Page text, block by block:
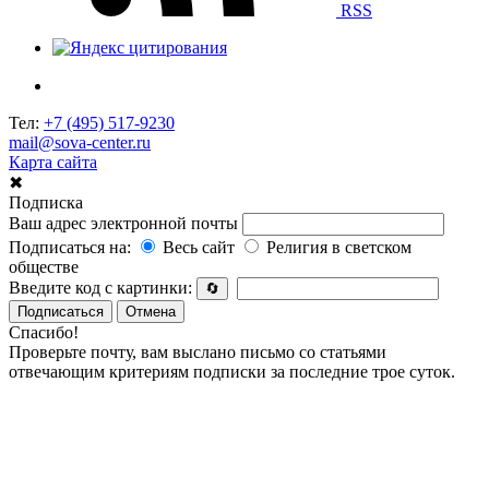
RSS
Тел: +7 (495) 517-9230
mail@sova-center.ru
Карта сайта
✖
Подписка
Ваш адрес электронной почты
Подписаться на:
Весь сайт
Религия в светском
обществе
Введите код с картинки:
🔄
Подписаться
Отмена
Спасибо!
Проверьте почту, вам выслано письмо со статьями
отвечающим критериям подписки за последние трое суток.